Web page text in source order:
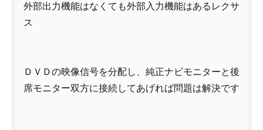
外部出力機能はなくても外部入力機能はあるレクサ
ス
ＤＶＤの映像信号を分配し、純正ナビモニターと後
席モニター双方に接続してあげれば問題は解決です